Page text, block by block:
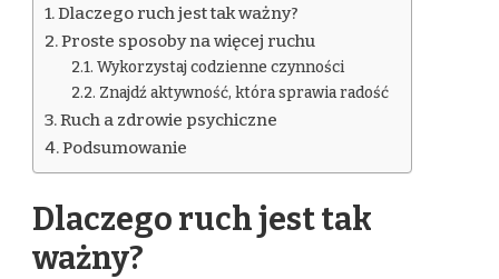
Dlaczego ruch jest tak ważny?
Proste sposoby na więcej ruchu
Wykorzystaj codzienne czynności
Znajdź aktywność, która sprawia radość
Ruch a zdrowie psychiczne
Podsumowanie
Dlaczego ruch jest tak
ważny?